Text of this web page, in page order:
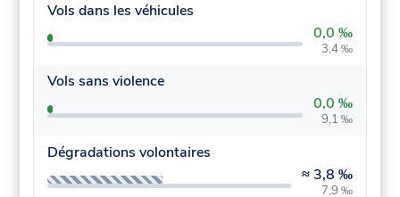
Vols dans les véhicules
0,0 ‰
3,4 ‰
Vols sans violence
0,0 ‰
9,1 ‰
Dégradations volontaires
≈ 3,8 ‰
7,9 ‰